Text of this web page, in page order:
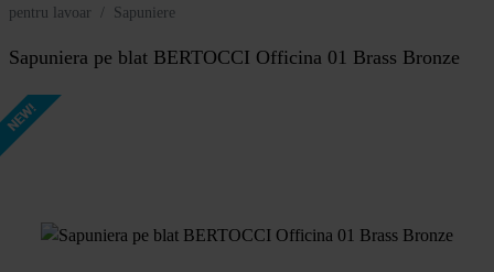
pentru lavoar / Sapuniere
Sapuniera pe blat BERTOCCI Officina 01 Brass Bronze